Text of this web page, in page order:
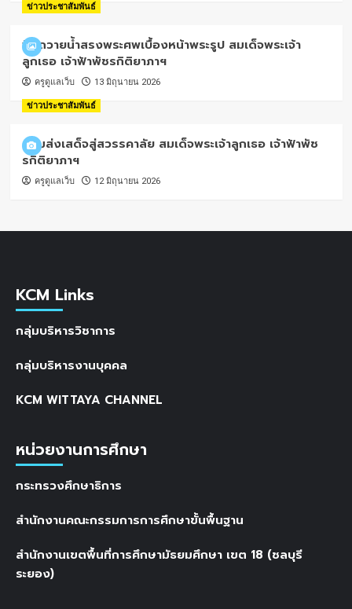
ข่าวประชาสัมพันธ์
พิธีถวายน้ำสรงพระศพเบื้องหน้าพระรูป สมเด็จพระเจ้า
ลูกเธอ เจ้าฟ้าพัชรกิติยาภาฯ
ครูดูแลเว็บ 13 มิถุนายน 2026
ข่าวประชาสัมพันธ์
น้อมส่งเสด็จสู่สวรรคาลัย สมเด็จพระเจ้าลูกเธอ เจ้าฟ้าพัช
รกิติยาภาฯ
ครูดูแลเว็บ 12 มิถุนายน 2026
KCM Links
กลุ่มบริหารวิชาการ
กลุ่มบริหารงานบุคคล
KCM WITTAYA CHANNEL
หน่วยงานการศึกษา
กระทรวงศึกษาธิการ
สำนักงานคณะกรรมการการศึกษาขั้นพื้นฐาน
สำนักงานเขตพื้นที่การศึกษามัธยมศึกษา เขต 18 (ชลบุรี
ระยอง)